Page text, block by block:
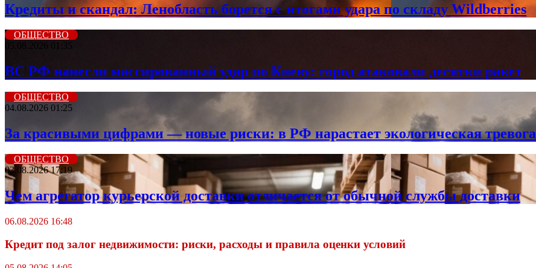
Кредиты и скандал: Ленобласть борется с итогами удара по складу Wildberries
ОБЩЕСТВО
05.08.2026 01:35
ВС РФ нанесли массированный удар по Киеву: город атаковали десятки ракет
ОБЩЕСТВО
04.08.2026 01:25
За красивыми цифрами — новые риски: в РФ нарастает экологическая тревога
ОБЩЕСТВО
03.08.2026 17:19
Чем агрегатор курьерской доставки отличается от обычной службы доставки
06.08.2026 16:48
Кредит под залог недвижимости: риски, расходы и правила оценки условий